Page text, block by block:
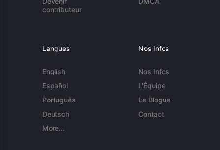
contributeur
Langues
English
Español
Português
Deutsch
More...
Nos Infos
Nos Infos
L'Équipe
Le Blogue
Contact